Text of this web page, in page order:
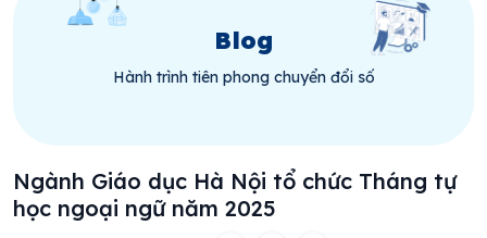
Blog
Hành trình tiên phong chuyển đổi số
Ngành Giáo dục Hà Nội tổ chức Tháng tự
học ngoại ngữ năm 2025